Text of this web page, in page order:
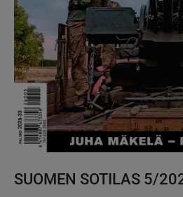
SUOMEN SOTILAS 5/